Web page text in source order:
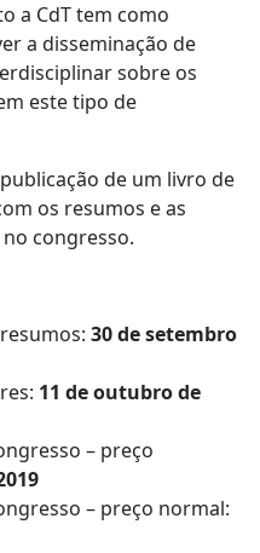
a CdT tem como
a disseminação de
sobre os
este tipo de
de um livro de
os resumos e as
congresso.
30 de setembro
11 de outubro de
– preço
– preço normal: